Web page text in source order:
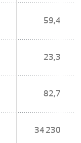
59,4
23,3
82,7
34 230